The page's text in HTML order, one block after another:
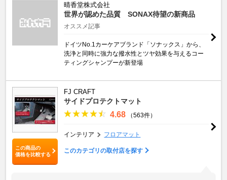
晴香堂株式会社
世界が認めた品質 SONAX待望の新商品
オススメ記事
ドイツNo.1カーケアブランド「ソナックス」から、
洗浄と同時に強力な撥水性とツヤ効果を与えるコー
ティングシャンプーが新登場
この商品の
価格を比較する
FJ CRAFT
サイドプロテクトマット
4.68 （563件）
インテリア フロアマット
このカテゴリの取付店を探す